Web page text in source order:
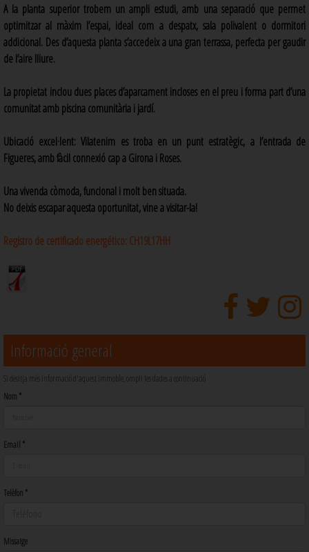
A la planta superior trobem un ampli estudi, amb una separació que permet
optimitzar al màxim l’espai, ideal com a despatx, sala polivalent o dormitori
addicional. Des d’aquesta planta s’accedeix a una gran terrassa, perfecta per gaudir
de l’aire lliure.
La propietat inclou dues places d’aparcament incloses en el preu i forma part d’una
comunitat amb piscina comunitària i jardí.
Ubicació excel·lent: Vilatenim es troba en un punt estratègic, a l’entrada de
Figueres, amb fàcil connexió cap a Girona i Roses.
Una vivenda còmoda, funcional i molt ben situada.
No deixis escapar aquesta oportunitat, vine a visitar-la!
Registro de certificado energético: CH19L17HH
Informació general
Si desitja més informació d'aquest immoble, ompli les dades a continuació
Nom *
Email *
Telèfon *
Missatge